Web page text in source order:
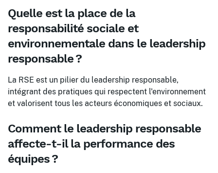
Quelle est la place de la
responsabilité sociale et
environnementale dans le leadership
responsable ?
La RSE est un pilier du leadership responsable,
intégrant des pratiques qui respectent l'environnement
et valorisent tous les acteurs économiques et sociaux.
Comment le leadership responsable
affecte-t-il la performance des
équipes ?